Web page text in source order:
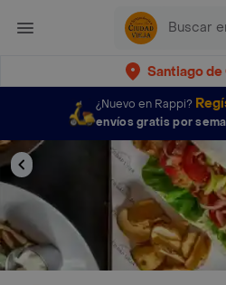
Santiago de
¿Nuevo en Rappi?
envíos gratis por